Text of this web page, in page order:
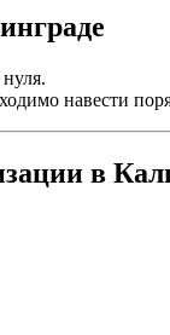
навести
в